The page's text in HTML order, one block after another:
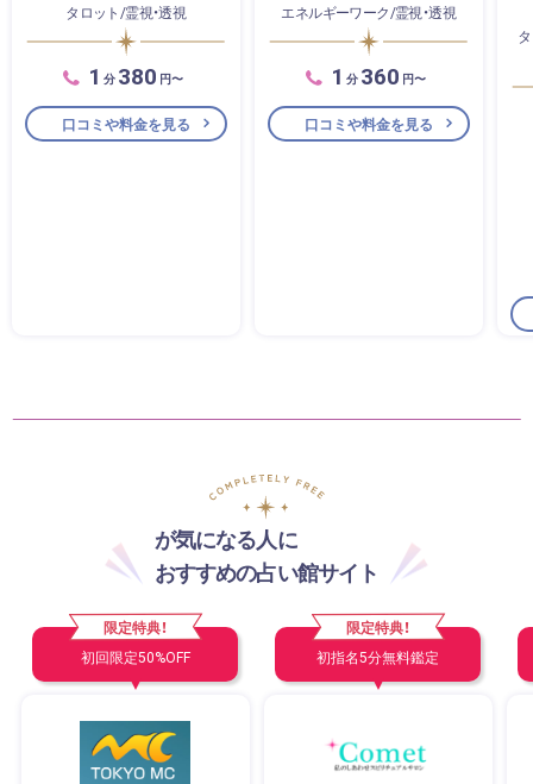
タロット/霊視・透視
1 分 380 円〜
口コミや料金を見る
エネルギーワーク/霊視・透視
1 分 360 円〜
口コミや料金を見る
が気になる人に
おすすめの占い館サイト
限定特典！
初回限定50%OFF
限定特典！
初指名5分無料鑑定